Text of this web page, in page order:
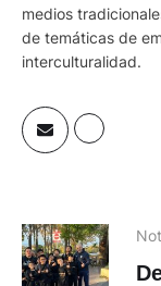
medios
de temáticas de
interculturalidad.